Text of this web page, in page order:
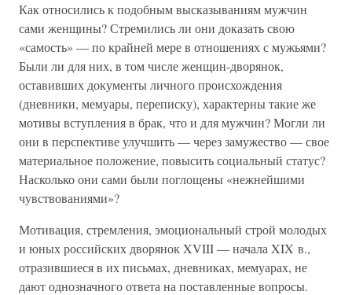
Как относились к подобным высказываниям мужчин
сами женщины? Стремились ли они доказать свою
«самость» — по крайней мере в отношениях с мужьями?
Были ли для них, в том числе женщин-дворянок,
оставивших документы личного происхождения
(дневники, мемуары, переписку), характерны такие же
мотивы вступления в брак, что и для мужчин? Могли ли
они в перспективе улучшить — через замужество — свое
материальное положение, повысить социальный статус?
Насколько они сами были поглощены «нежнейшими
чувствованиями»?
Мотивация, стремления, эмоциональный строй молодых
и юных российских дворянок XVIII — начала XIX в.,
отразившиеся в их письмах, дневниках, мемуарах, не
дают однозначного ответа на поставленные вопросы.